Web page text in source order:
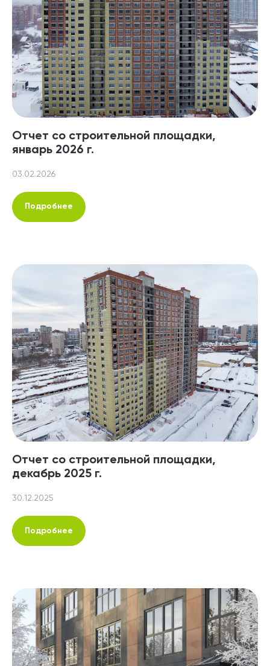
Отчет со строительной площадки,
январь 2026 г.
03.02.2026
Подробнее
Отчет со строительной площадки,
декабрь 2025 г.
30.12.2025
Подробнее